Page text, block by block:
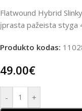
Flatwound Hybrid
įprasta pažeista styga
Produkto kodas:
49.00€
- +